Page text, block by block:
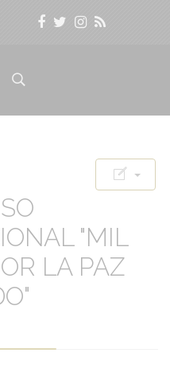
"MIL
LA PAZ